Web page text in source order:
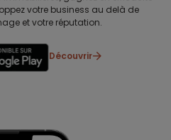
votre business au delà de
et votre réputation.
Découvrir